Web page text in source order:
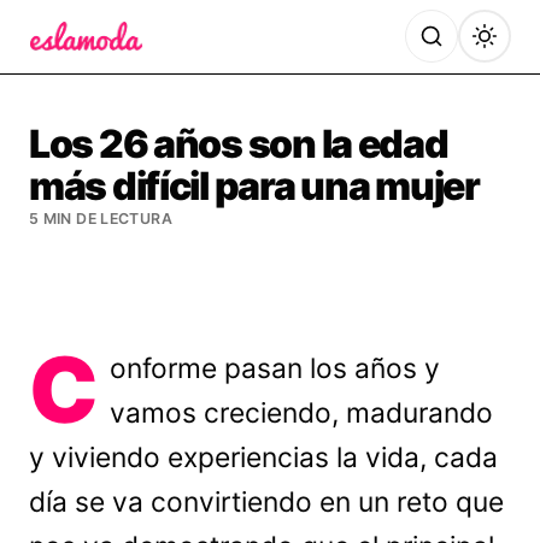
Los 26 años son la edad
más difícil para una mujer
5 MIN DE LECTURA
C onforme pasan los años y
vamos creciendo, madurando
y viviendo experiencias la vida, cada
día se va convirtiendo en un reto que